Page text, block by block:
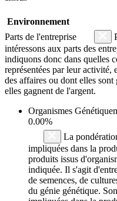
Environnement
Parts de l'entreprise
intéressons aux parts des
indiquons donc dans quelles
représentées par leur activité,
des affaires ou dont elles
elles gagnent de l'argent.
Organismes
0.00%
La
impliquées dans la
produits issus
indiquée. Il s'agit
de semences, de
du génie génétique.